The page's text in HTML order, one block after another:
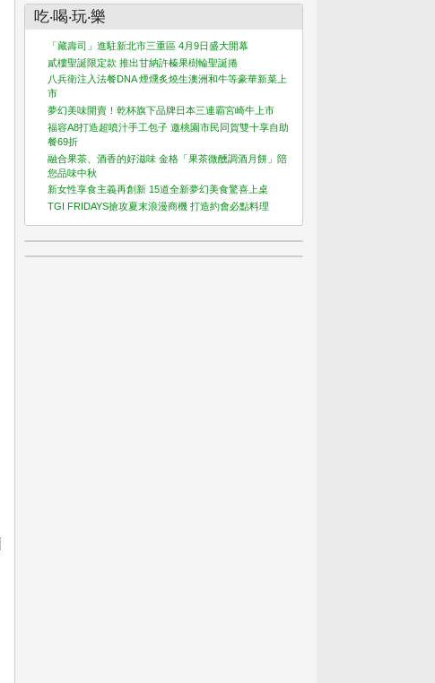
吃‧喝‧玩‧樂
「藏壽司」進駐新北市三重區 4月9日盛大開幕
貳樓聖誕限定款 推出甘納許榛果樹輪聖誕捲
八兵衛注入法餐DNA 煙燻炙燒生澳洲和牛等豪華新菜上
市
夢幻美味開賣！乾杯旗下品牌日本三連霸宮崎牛上市
福容A8打造超噴汁手工包子 邀桃園市民同賀雙十享自助
餐69折
融合果茶、酒香的好滋味 金格「果茶微醺調酒月餅」陪
您品味中秋
新女性享食主義再創新 15道全新夢幻美食驚喜上桌
TGI FRIDAYS搶攻夏末浪漫商機 打造約會必點料理